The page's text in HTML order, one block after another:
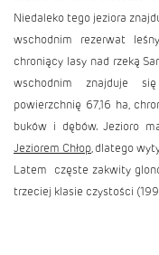
Niedaleko tego jeziora
wschodnim rezerwat
chroniący lasy nad rzeką
wschodnim znajduje
powierzchnię 67,16 ha,
buków i dębów. Jezioro
Jeziorem Chłop, dlatego
Latem częste zakwity
trzeciej klasie czystości